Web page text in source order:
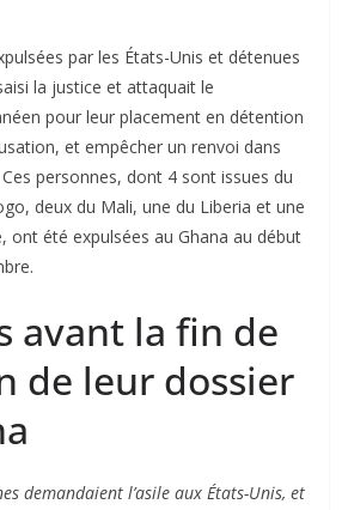
par les États-Unis et détenues
la justice et attaquait le
pour leur placement en détention
et empêcher un renvoi dans
Ces personnes, dont 4 sont issues du
deux du Mali, une du Liberia et une
ont été expulsées au Ghana au début
avant la fin de
de leur dossier
demandaient l’asile aux États-Unis, et